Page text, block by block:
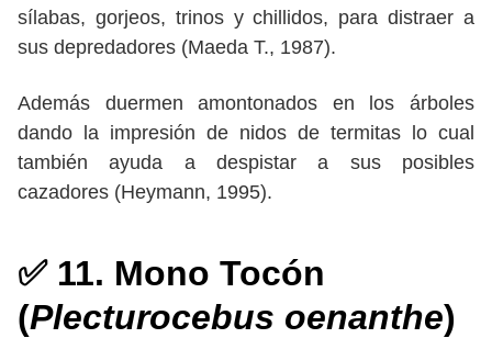
sílabas, gorjeos, trinos y chillidos, para distraer a
sus depredadores (Maeda T., 1987).
Además duermen amontonados en los árboles
dando la impresión de nidos de termitas lo cual
también ayuda a despistar a sus posibles
cazadores (Heymann, 1995).
✅ 11. Mono Tocón
(Plecturocebus oenanthe)